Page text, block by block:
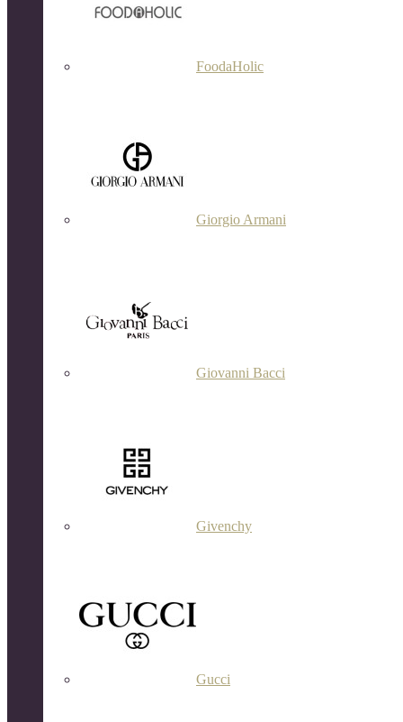
FoodaHolic
Giorgio Armani
Giovanni Bacci
Givenchy
Gucci